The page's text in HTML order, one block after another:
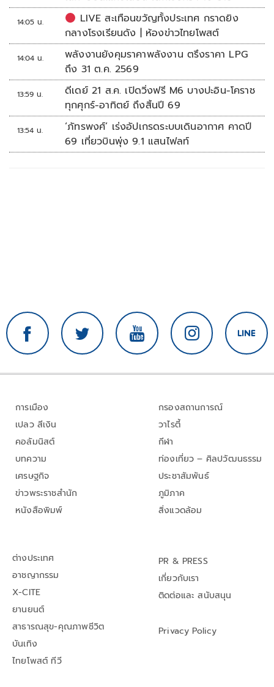
14:05 น.
LIVE สะเทือนขวัญทั้งประเทศ กราดยิง
กลางโรงเรียนดัง | ห้องข่าวไทยโพสต์
14:04 น.
พลังงานยังคุมราคาพลังงาน ตรึงราคา LPG
ถึง 31 ต.ค. 2569
13:59 น.
ดีเดย์ 21 ส.ค. เปิดวิ่งฟรี M6 บางปะอิน-โคราช
ทุกศุกร์-อาทิตย์ ถึงสิ้นปี 69
13:54 น.
‘ภัทรพงศ์’ เร่งอัปเกรดระบบเดินอากาศ คาดปี
69 เที่ยวบินพุ่ง 9.1 แสนไฟลท์
การเมือง
เปลว สีเงิน
คอลัมนิสต์
บทความ
เศรษฐกิจ
ข่าวพระราชสำนัก
หนังสือพิมพ์
กรองสถานการณ์
วาไรตี้
กีฬา
ท่องเที่ยว – ศิลปวัฒนธรรม
ประชาสัมพันธ์
ภูมิภาค
สิ่งแวดล้อม
ต่างประเทศ
อาชญากรรม
X-CITE
ยานยนต์
สาธารณสุข-คุณภาพชีวิต
บันเทิง
ไทยโพสต์ ทีวี
PR & PRESS
เกี่ยวกับเรา
ติดต่อและ สนับสนุน
Privacy Policy